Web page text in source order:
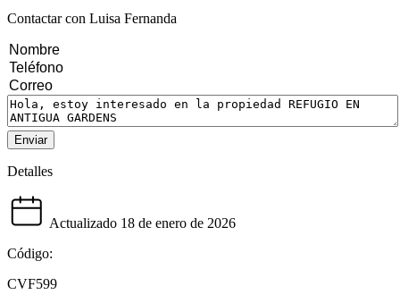
Contactar con Luisa Fernanda
Enviar
Detalles
Actualizado 18 de enero de 2026
Código:
CVF599